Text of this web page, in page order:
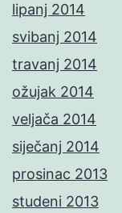
lipanj 2014
svibanj 2014
travanj 2014
ožujak 2014
veljača 2014
siječanj 2014
prosinac 2013
studeni 2013